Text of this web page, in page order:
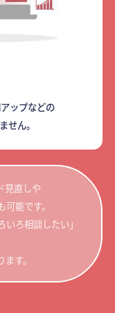
ップなどの
せん。
見直しや
能です。
いろ相談したい」
す。